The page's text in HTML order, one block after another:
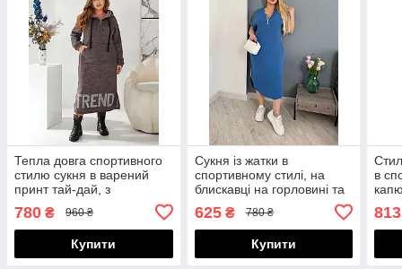
Тепла довга спортивного
стилю сукня в варений
принт тай-дай, з
спереду, батал великі
розміри
780 ₴ 960 ₴
Купити
Сукня із жатки в
спортивному стилі, на
блискавці на горловині та
з кишенями і лампасами,
батал великі розміри
625₴ 780 ₴
Купити
в
813